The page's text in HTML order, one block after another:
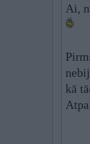
Ai,
kā